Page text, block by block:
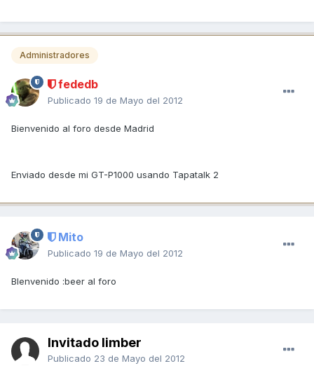
Administradores
fededb
Publicado 19 de Mayo del 2012
Bienvenido al foro desde Madrid
Enviado desde mi GT-P1000 usando Tapatalk 2
Mito
Publicado 19 de Mayo del 2012
BIenvenido :beer al foro
Invitado limber
Publicado 23 de Mayo del 2012